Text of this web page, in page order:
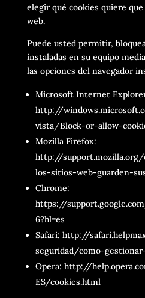
elegir qué cookies quiere
web.
Puede usted permitir,
instaladas en su equipo
las opciones del navegador
Microsoft Internet
http://
vista/Block-or-allow-
Mozilla Firefox:
http://
los-sitios-web-guarden-
Chrome:
https://
6?hl=es
Safari: http://
seguridad/como-
Opera: http://
ES/cookies.html